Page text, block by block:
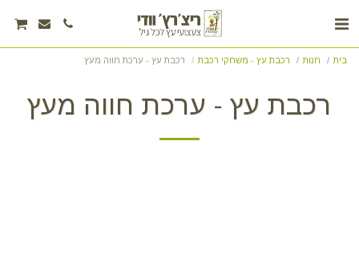
בית חנות רכבת עץ - משחקי רכבת רכבת עץ - ערכת חווה מעץ
רכבת עץ - ערכת חווה מעץ